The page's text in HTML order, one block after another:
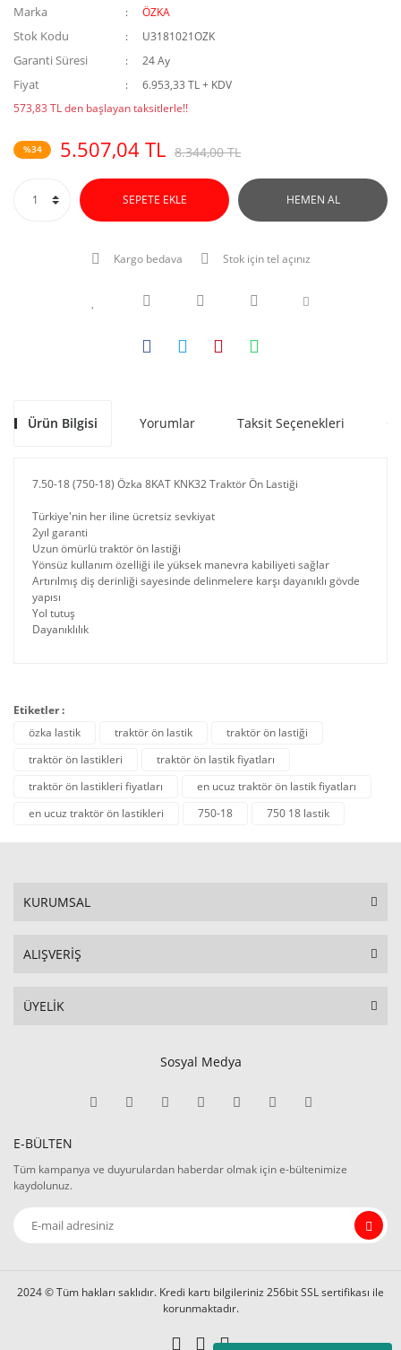
Marka ÖZKA
Stok Kodu U3181021OZK
Garanti Süresi 24 Ay
Fiyat
6.953,33 TL + KDV
573,83 TL den başlayan taksitlerle!!
%34 5.507,04 TL 8.344,00 TL
SEPETE EKLE HEMEN AL
Kargo bedava Stok için tel açınız
Ürün Bilgisi Yorumlar Taksit Seçenekleri
7.50-18 (750-18) Özka 8KAT KNK32 Traktör Ön Lastiği
Türkiye'nin her iline ücretsiz sevkiyat
2yıl garanti
Uzun ömürlü traktör ön lastiği
Yönsüz kullanım özelliği ile yüksek manevra kabiliyeti sağlar
Artırılmış diş derinliği sayesinde delinmelere karşı dayanıklı gövde
yapısı
Yol tutuş
Dayanıklılık
Etiketler :
özka lastik
traktör ön lastik
traktör ön lastiği
traktör ön lastikleri
traktör ön lastik fiyatları
traktör ön lastikleri fiyatları
en ucuz traktör ön lastik fiyatları
en ucuz traktör ön lastikleri
750-18 750 18 lastik
KURUMSAL
ALIŞVERİŞ
ÜYELİK
Sosyal Medya
E-BÜLTEN
Tüm kampanya ve duyurulardan haberdar olmak için e-bültenimize
kaydolunuz.
2024 © Tüm hakları saklıdır. Kredi kartı bilgileriniz 256bit SSL sertifikası ile
korunmaktadır.